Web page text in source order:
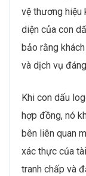
vệ thương hiệu
diện của con
bảo rằng
và dịch vụ
Khi con dấu
hợp đồng, nó
bên liên quan
xác thực của
tranh chấp và